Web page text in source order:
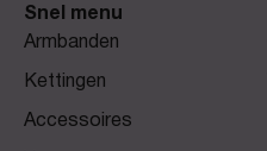
Snel menu
Armbanden
Kettingen
Accessoires